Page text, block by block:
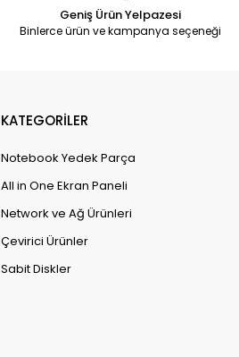
Geniş Ürün Yelpazesi
Binlerce ürün ve kampanya seçeneği
KATEGORİLER
Notebook Yedek Parça
All in One Ekran Paneli
Network ve Ağ Ürünleri
Çevirici Ürünler
Sabit Diskler